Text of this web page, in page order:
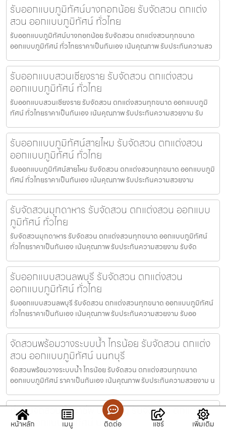
รับออกแบบภูมิทัศน์บางกอกน้อย รับจัดสวน ตกแต่ง
สวน ออกแบบภูมิทัศน์ ทั่วไทย
รับออกแบบภูมิทัศน์บางกอกน้อย รับจัดสวน ตกแต่งสวนทุกขนาด
ออกแบบภูมิทัศน์ ทั่วไทยราคาเป็นกันเอง เน้นคุณภาพ รับประกันความสว
รับออกแบบสวนเชียงราย รับจัดสวน ตกแต่งสวน
ออกแบบภูมิทัศน์ ทั่วไทย
รับออกแบบสวนเชียงราย รับจัดสวน ตกแต่งสวนทุกขนาด ออกแบบภูมิ
ทัศน์ ทั่วไทยราคาเป็นกันเอง เน้นคุณภาพ รับประกันความสวยงาม รับ
รับออกแบบภูมิทัศน์สายไหม รับจัดสวน ตกแต่งสวน
ออกแบบภูมิทัศน์ ทั่วไทย
รับออกแบบภูมิทัศน์สายไหม รับจัดสวน ตกแต่งสวนทุกขนาด ออกแบบภูมิ
ทัศน์ ทั่วไทยราคาเป็นกันเอง เน้นคุณภาพ รับประกันความสวยงาม
รับจัดสวนมุกดาหาร รับจัดสวน ตกแต่งสวน ออกแบบ
ภูมิทัศน์ ทั่วไทย
รับจัดสวนมุกดาหาร รับจัดสวน ตกแต่งสวนทุกขนาด ออกแบบภูมิทัศน์
ทั่วไทยราคาเป็นกันเอง เน้นคุณภาพ รับประกันความสวยงาม รับจัด
รับออกแบบสวนลพบุรี รับจัดสวน ตกแต่งสวน
ออกแบบภูมิทัศน์ ทั่วไทย
รับออกแบบสวนลพบุรี รับจัดสวน ตกแต่งสวนทุกขนาด ออกแบบภูมิทัศน์
ทั่วไทยราคาเป็นกันเอง เน้นคุณภาพ รับประกันความสวยงาม รับออ
จัดสวนพร้อมวางระบบน้ำ ไทรน้อย รับจัดสวน ตกแต่ง
สวน ออกแบบภูมิทัศน์ นนทบุรี
จัดสวนพร้อมวางระบบน้ำ ไทรน้อย รับจัดสวน ตกแต่งสวนทุกขนาด
ออกแบบภูมิทัศน์ ราคาเป็นกันเอง เน้นคุณภาพ รับประกันความสวยงาม น
ทีมรับจัดสวนมืออาชีพ บางใหญ่ รับจัดสวน ตกแต่ง
สวน ออกแบบภูมิทัศน์ นนทบุรี
หน้าหลัก เมนู ติดต่อ แชร์ เพิ่มเติม